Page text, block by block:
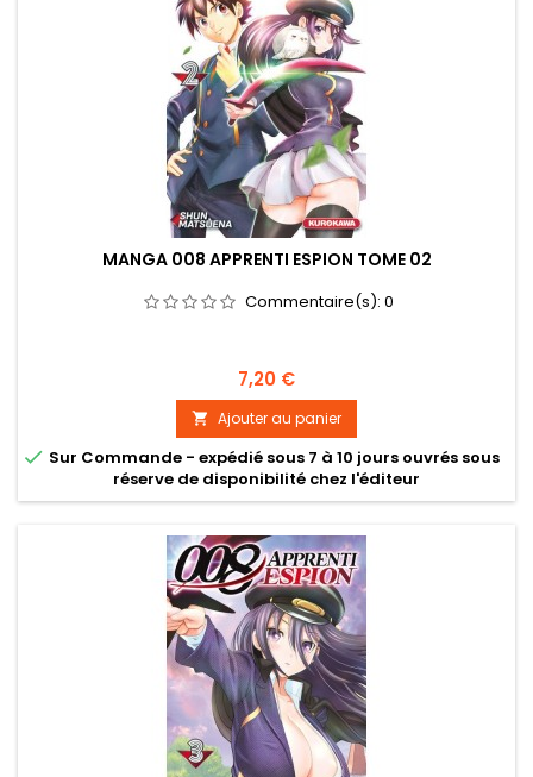
MANGA 008 APPRENTI ESPION TOME 02
Commentaire(s): 0
Prix
7,20 €
 Ajouter au panier
 Sur Commande - expédié sous 7 à 10 jours ouvrés sous
réserve de disponibilité chez l'éditeur